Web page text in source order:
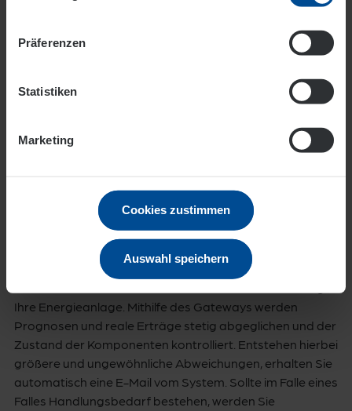
Präferenzen
Statistiken
Marketing
Cookies zustimmen
Auswahl speichern
Automatische Störungskontrolle
Kontrolle durch technisches Monitoring
Ihre Energieanlage. Mithilfe des Gateways werden
Prognosen und reale Erträge stetig abgeglichen und der
Zustand der Komponenten kontrolliert. Entstehen hierbei
größere und ungewöhnliche Abweichungen, erhalten Sie
automatisch eine E-Mail vom System. Sollte im Falle eines
Falles Handlungsbedarf bestehen, werden Sie